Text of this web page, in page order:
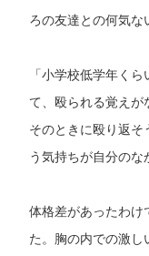
ろの友達との何気な
「小学校低学年く
て、殴られる覚えが
そのときに殴り返
う気持ちが自分のな
体格差があったわけ
た。胸の内での激し